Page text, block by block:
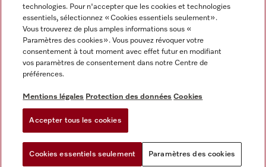
Mentions légales
CGV
Protection des données
Paramètres des cookies
technologies. Pour n'accepter que les cookies et technologies
essentiels, sélectionnez « Cookies essentiels seulement».
Vous trouverez de plus amples informations sous «
Paramètres des cookies ». Vous pouvez révoquer votre
consentement à tout moment avec effet futur en modifiant
vos paramètres de consentement dans notre Centre de
préférences.
Mentions légales Protection des données Cookies
Accepter tous les cookies
Cookies essentiels seulement Paramètres des cookies